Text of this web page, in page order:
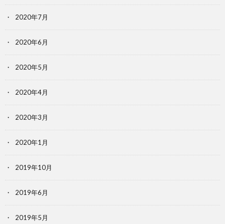
2020年7月
2020年6月
2020年5月
2020年4月
2020年3月
2020年1月
2019年10月
2019年6月
2019年5月